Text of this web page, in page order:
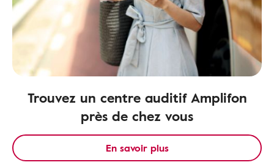
Trouvez un centre auditif Amplifon
près de chez vous
En savoir plus